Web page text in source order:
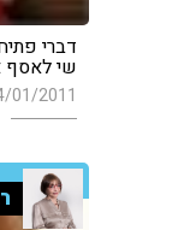
דברי
שי לאסף
01/2011